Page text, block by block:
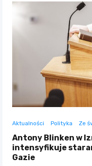
Aktualności Polityka Ze
Antony Blinken w
intensyfikuje
Gazie